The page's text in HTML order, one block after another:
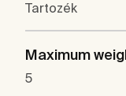
Tartozék
Maximum
5